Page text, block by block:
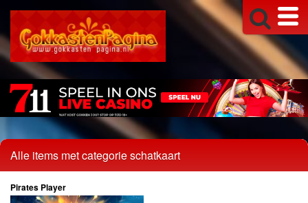
Alle items met categorie schatkaart
Pirates Player